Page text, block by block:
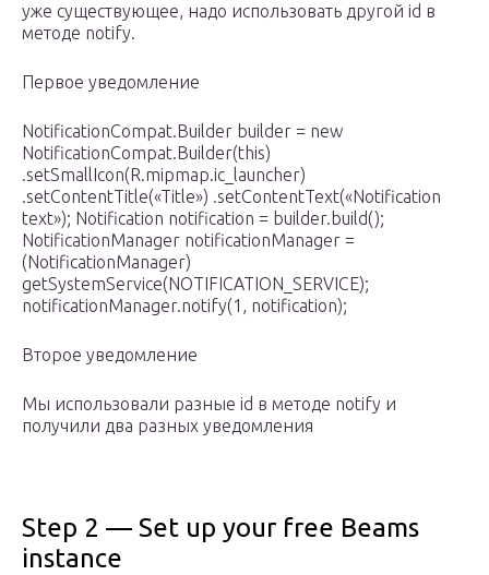
уже существующее, надо использовать другой id в
методе notify.
Первое уведомление
NotificationCompat.Builder builder = new
NotificationCompat.Builder(this)
.setSmallIcon(R.mipmap.ic_launcher)
.setContentTitle(«Title») .setContentText(«Notification
text»); Notification notification = builder.build();
NotificationManager notificationManager =
(NotificationManager)
getSystemService(NOTIFICATION_SERVICE);
notificationManager.notify(1, notification);
Второе уведомление
Мы использовали разные id в методе notify и
получили два разных уведомления
Step 2 — Set up your free Beams
instance